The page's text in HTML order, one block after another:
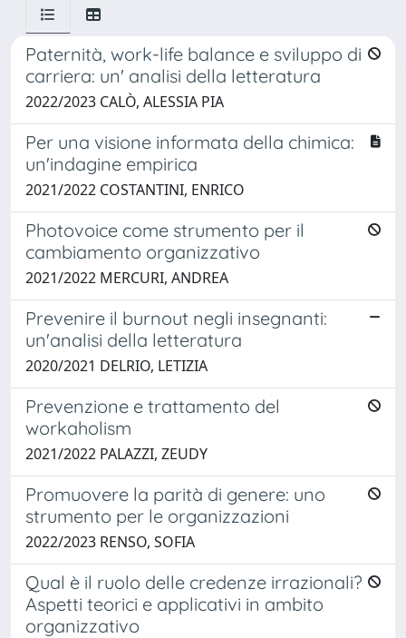
Paternità, work-life balance e sviluppo di
carriera: un' analisi della letteratura
2022/2023 CALÒ, ALESSIA PIA
Per una visione informata della chimica:
un'indagine empirica
2021/2022 COSTANTINI, ENRICO
Photovoice come strumento per il
cambiamento organizzativo
2021/2022 MERCURI, ANDREA
Prevenire il burnout negli insegnanti:
un'analisi della letteratura
2020/2021 DELRIO, LETIZIA
Prevenzione e trattamento del
workaholism
2021/2022 PALAZZI, ZEUDY
Promuovere la parità di genere: uno
strumento per le organizzazioni
2022/2023 RENSO, SOFIA
Qual è il ruolo delle credenze irrazionali?
Aspetti teorici e applicativi in ambito
organizzativo